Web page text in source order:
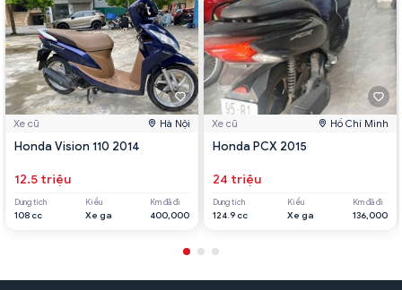
Xe cũ Hà Nội
Honda Vision 110 2014
12.5 triệu
Dung tích
108 cc
Kiểu
Xe ga
Km đã đi
400,000
Xe cũ Hồ Chí Minh
Honda PCX 2015
24 triệu
Dung tích
124.9 cc
Kiểu
Xe ga
Km đã đi
136,000